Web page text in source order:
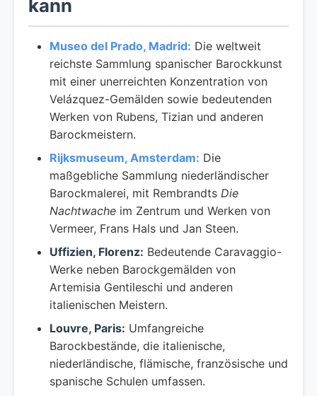
kann
Museo del Prado, Madrid: Die weltweit
reichste Sammlung spanischer Barockkunst
mit einer unerreichten Konzentration von
Velázquez-Gemälden sowie bedeutenden
Werken von Rubens, Tizian und anderen
Barockmeistern.
Rijksmuseum, Amsterdam: Die
maßgebliche Sammlung niederländischer
Barockmalerei, mit Rembrandts Die
Nachtwache im Zentrum und Werken von
Vermeer, Frans Hals und Jan Steen.
Uffizien, Florenz: Bedeutende Caravaggio-
Werke neben Barockgemälden von
Artemisia Gentileschi und anderen
italienischen Meistern.
Louvre, Paris: Umfangreiche
Barockbestände, die italienische,
niederländische, flämische, französische und
spanische Schulen umfassen.